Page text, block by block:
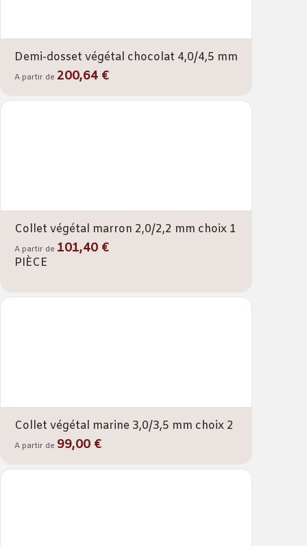
Demi-dosset végétal chocolat 4,0/4,5 mm
A partir de 200,64 €
Collet végétal marron 2,0/2,2 mm choix 1
A partir de 101,40 €
PIÈCE
Collet végétal marine 3,0/3,5 mm choix 2
A partir de 99,00 €